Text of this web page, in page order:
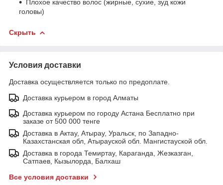
Плохое качество волос (жирные, сухие, зуд кожи
головы)
Скрыть
Условия доставки
Доставка осуществляется только по предоплате.
Доставка курьером в город Алматы
Доставка курьером по городу Астана Бесплатно при
заказе от 500 000 тенге
Доставка в Актау, Атырау, Уральск, по Западно-
Казахстанская обл, Атырауской обл. Мангистауской обл.
Доставка в города Темиртау, Караганда, Жезказган,
Сатпаев, Кызылорда, Балхаш
Все условия доставки